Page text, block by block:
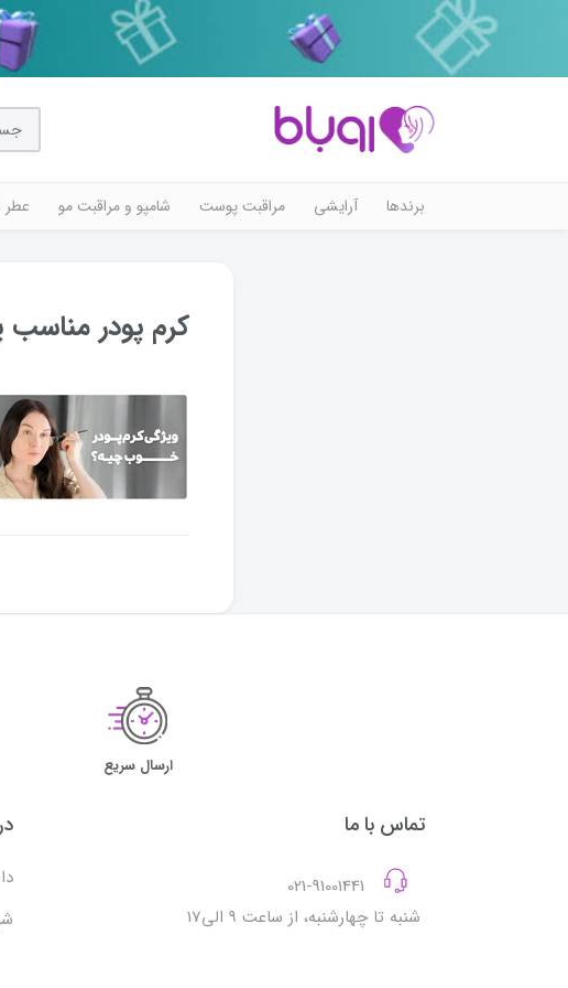
برندها آرایشی مراقبت پوست شامپو و مراقبت مو عطر
کرم پودر
ارسال سریع
تماس با ما
شنبه تا چهارشنبه، از ساعت 9 الی17